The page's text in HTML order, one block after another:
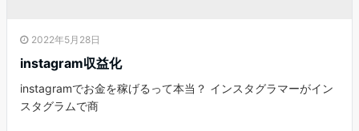
2022年5月28日
instagram収益化
instagramでお金を稼げるって本当？ インスタグラマーがイン
スタグラムで商